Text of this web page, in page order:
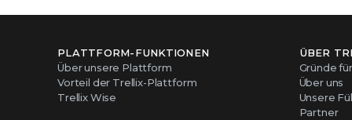
PLATTFORM-FUNKTIONEN
Über unsere Plattform
Vorteil der Trellix-Plattform
Trellix Wise
ÜBER
Gründe
Über uns
Unsere
Partner